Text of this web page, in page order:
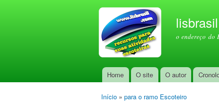
o endereço do
Menu principal
Home O site O autor
Início » para o ramo Escoteiro